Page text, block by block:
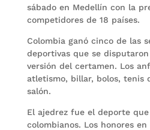
sábado en Medellín con la
competidores de 18 países.
Colombia ganó cinco de las
deportivas que se
versión del certamen. Los
atletismo, billar, bolos, tenis
salón.
El ajedrez fue el deporte
colombianos. Los honores